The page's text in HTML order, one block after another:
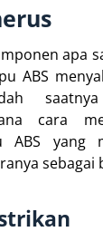
apa
ABS
cara
ABS yang
sebagai